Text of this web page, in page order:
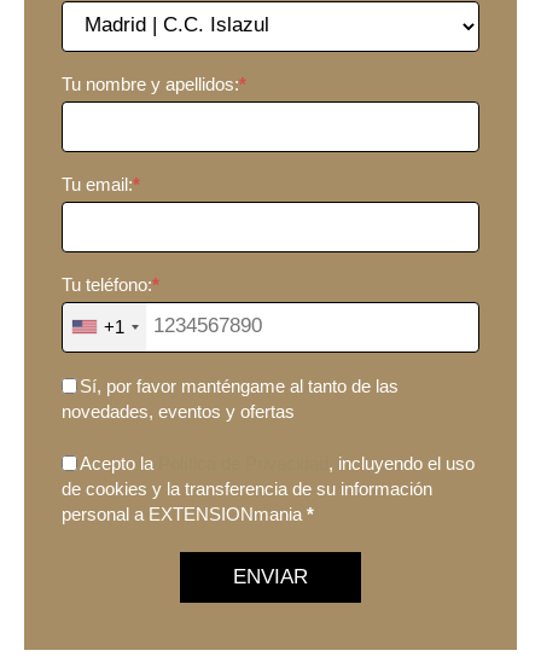
Tu nombre y apellidos:*
Tu email:*
Tu teléfono:*
+1
Sí, por favor manténgame al tanto de las
novedades, eventos y ofertas
Acepto la
, incluyendo el uso
de cookies y la transferencia de su información
personal a EXTENSIONmania *
ENVIAR